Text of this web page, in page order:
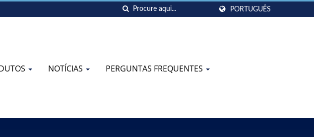
PORTUGUÊS
NOTÍCIAS PERGUNTAS FREQUENTES